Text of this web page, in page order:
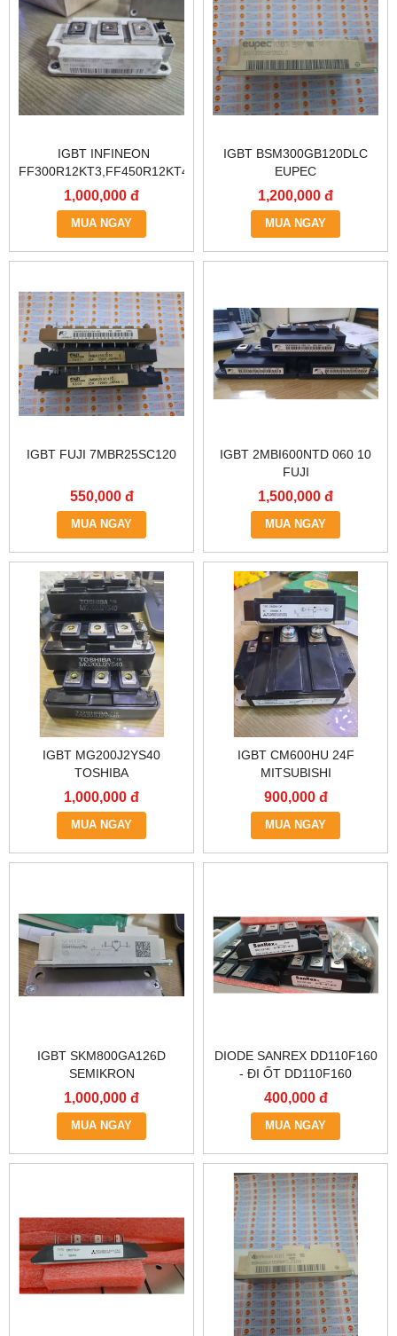
IGBT INFINEON
FF300R12KT3,FF450R12KT4
1,000,000 đ
MUA NGAY
IGBT BSM300GB120DLC
EUPEC
1,200,000 đ
MUA NGAY
IGBT FUJI 7MBR25SC120
550,000 đ
MUA NGAY
IGBT 2MBI600NTD 060 10
FUJI
1,500,000 đ
MUA NGAY
IGBT MG200J2YS40
TOSHIBA
1,000,000 đ
MUA NGAY
IGBT CM600HU 24F
MITSUBISHI
900,000 đ
MUA NGAY
IGBT SKM800GA126D
SEMIKRON
1,000,000 đ
MUA NGAY
DIODE SANREX DD110F160
- ĐI ỐT DD110F160
400,000 đ
MUA NGAY